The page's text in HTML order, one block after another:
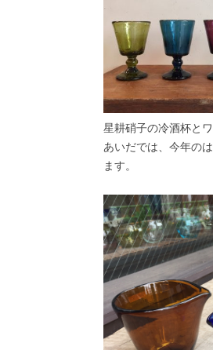
星耕硝子の冷酒杯と
あいだでは、今年の
ます。